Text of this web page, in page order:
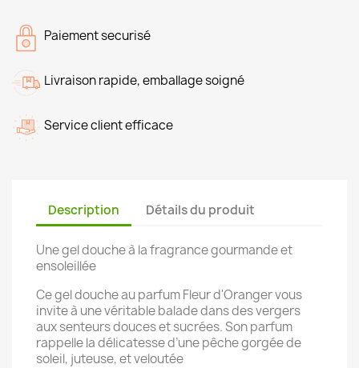
Paiement securisé
Livraison rapide, emballage soigné
Service client efficace
Description Détails du produit
Une gel douche à la fragrance gourmande et
ensoleillée
Ce gel douche au parfum Fleur d'Oranger vous
invite à une véritable balade dans des vergers
aux senteurs douces et sucrées. Son parfum
rappelle la délicatesse d’une pêche gorgée de
soleil, juteuse, et veloutée